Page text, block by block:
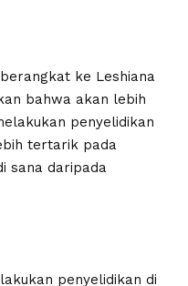
ke Leshiana
bahwa akan lebih
penyelidikan
tertarik pada
sana daripada
penyelidikan di